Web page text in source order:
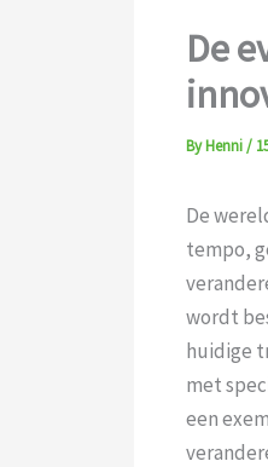
De
ByHenni/
De
tempo,
wordt
huidige
met
een